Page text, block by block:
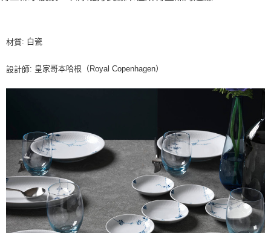
材質: 白瓷
設計師: 皇家哥本哈根（Royal Copenhagen）